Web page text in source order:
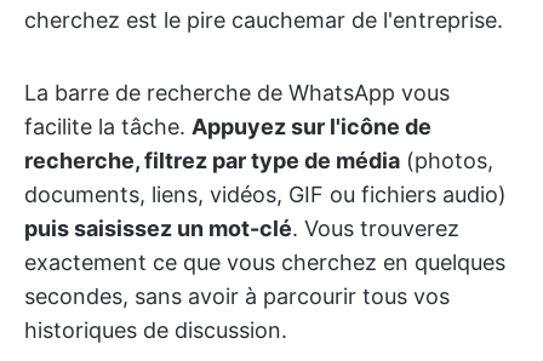
cherchez est le pire cauchemar de l'entreprise.
La barre de recherche de WhatsApp vous
facilite la tâche. Appuyez sur l'icône de
recherche, filtrez par type de média (photos,
documents, liens, vidéos, GIF ou fichiers audio)
puis saisissez un mot-clé. Vous trouverez
exactement ce que vous cherchez en quelques
secondes, sans avoir à parcourir tous vos
historiques de discussion.